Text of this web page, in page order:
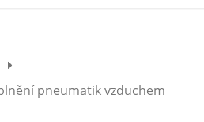
pneumatik vzduchem